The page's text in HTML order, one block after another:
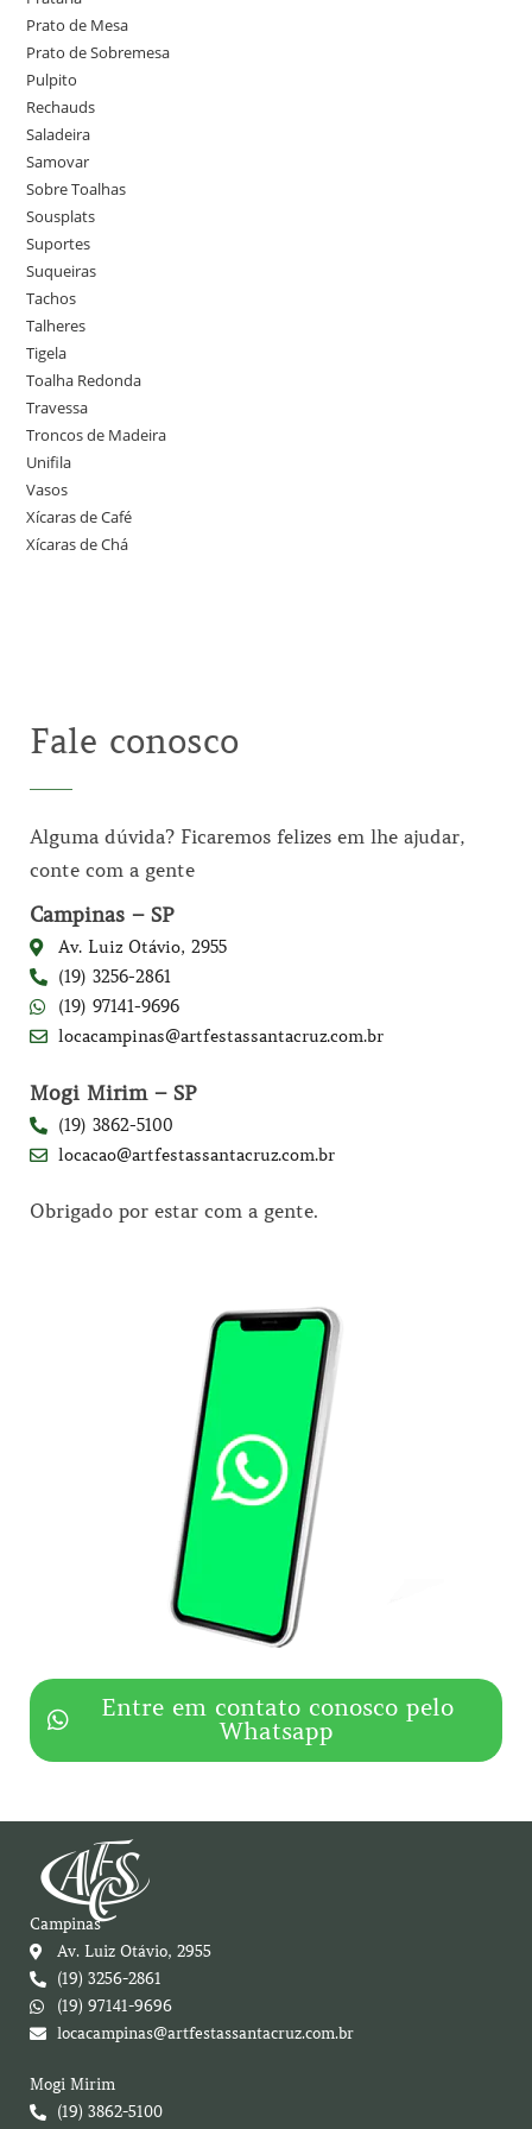
Prato de Mesa
Prato de Sobremesa
Pulpito
Rechauds
Saladeira
Samovar
Sobre Toalhas
Sousplats
Suportes
Suqueiras
Tachos
Talheres
Tigela
Toalha Redonda
Travessa
Troncos de Madeira
Unifila
Vasos
Xícaras de Café
Xícaras de Chá
Fale conosco
Alguma dúvida? Ficaremos felizes em lhe ajudar,
conte com a gente
Campinas – SP
Av. Luiz Otávio, 2955
(19) 3256-2861
(19) 97141-9696
locacampinas@artfestassantacruz.com.br
Mogi Mirim – SP
(19) 3862-5100
locacao@artfestassantacruz.com.br
Obrigado por estar com a gente.
Entre em contato conosco pelo
Whatsapp
Campinas
Av. Luiz Otávio, 2955
(19) 3256-2861
(19) 97141-9696
locacampinas@artfestassantacruz.com.br
Mogi Mirim
(19) 3862-5100